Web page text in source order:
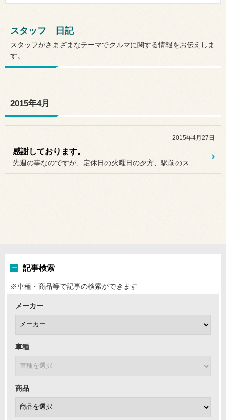
スタッフ 日記
スタッフがさまざまなテーマでクルマに関する情報をお伝えしま
す。
2015年4月
2015年4月27日
感謝しております。
記事検索
※車種・商品等で記事の検索ができます
メーカー
車種
商品